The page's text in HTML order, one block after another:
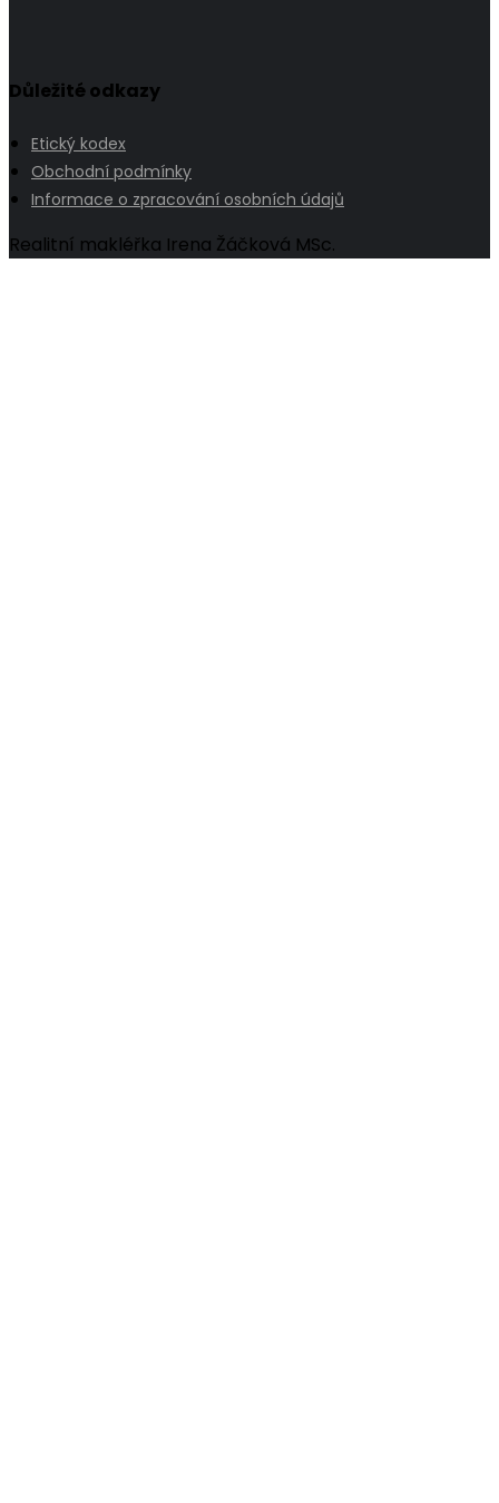
Důležité odkazy
Etický kodex
Obchodní podmínky
Informace o zpracování osobních údajů
Realitní makléřka Irena Žáčková MSc.